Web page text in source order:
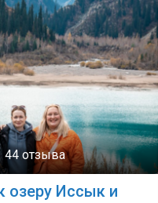
44 отзыва
Иссык и